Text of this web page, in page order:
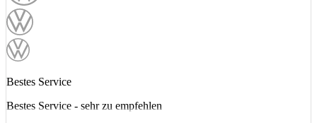
Bestes Service
Bestes Service - sehr zu empfehlen